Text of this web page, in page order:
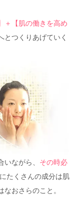
＋【肌の働きを高め
とつくりあげていく
ながら、 その時必
たくさんの成分は肌
おさらのこと。